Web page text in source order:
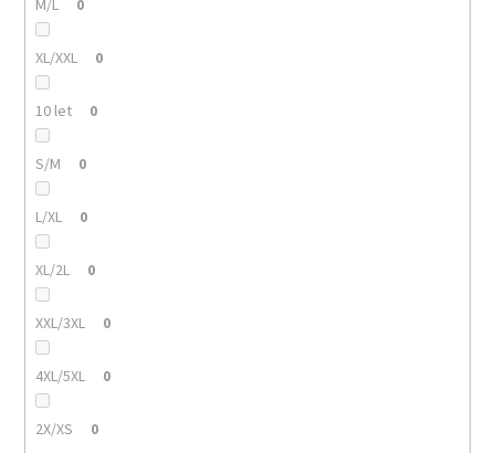
M/L 0
XL/XXL 0
10 let 0
S/M 0
L/XL 0
XL/2L 0
XXL/3XL 0
4XL/5XL 0
2X/XS 0